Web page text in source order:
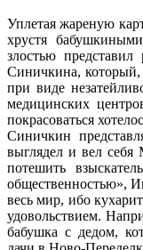
Уплетая жареную
хрустя
злостью
Синичкина, который,
при виде
медицинских
покрасоваться
Синичкин
выглядел и вел себя
потешить
общественностью»,
весь мир, ибо
удовольствием.
бабушка с дедом,